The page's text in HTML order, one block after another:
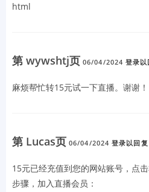
html
第 wywshtj页 06/04/2024 登录以
麻烦帮忙转15元试一下直播。谢谢！
第 Lucas页 06/04/2024 登录以回复
15元已经充值到您的网站账号，点
步骤，加入直播会员：